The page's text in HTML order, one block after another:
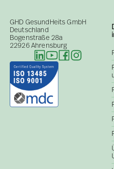
GHD GesundHeits GmbH
Deutschland
Bogenstraße 28a
22926 Ahrensburg